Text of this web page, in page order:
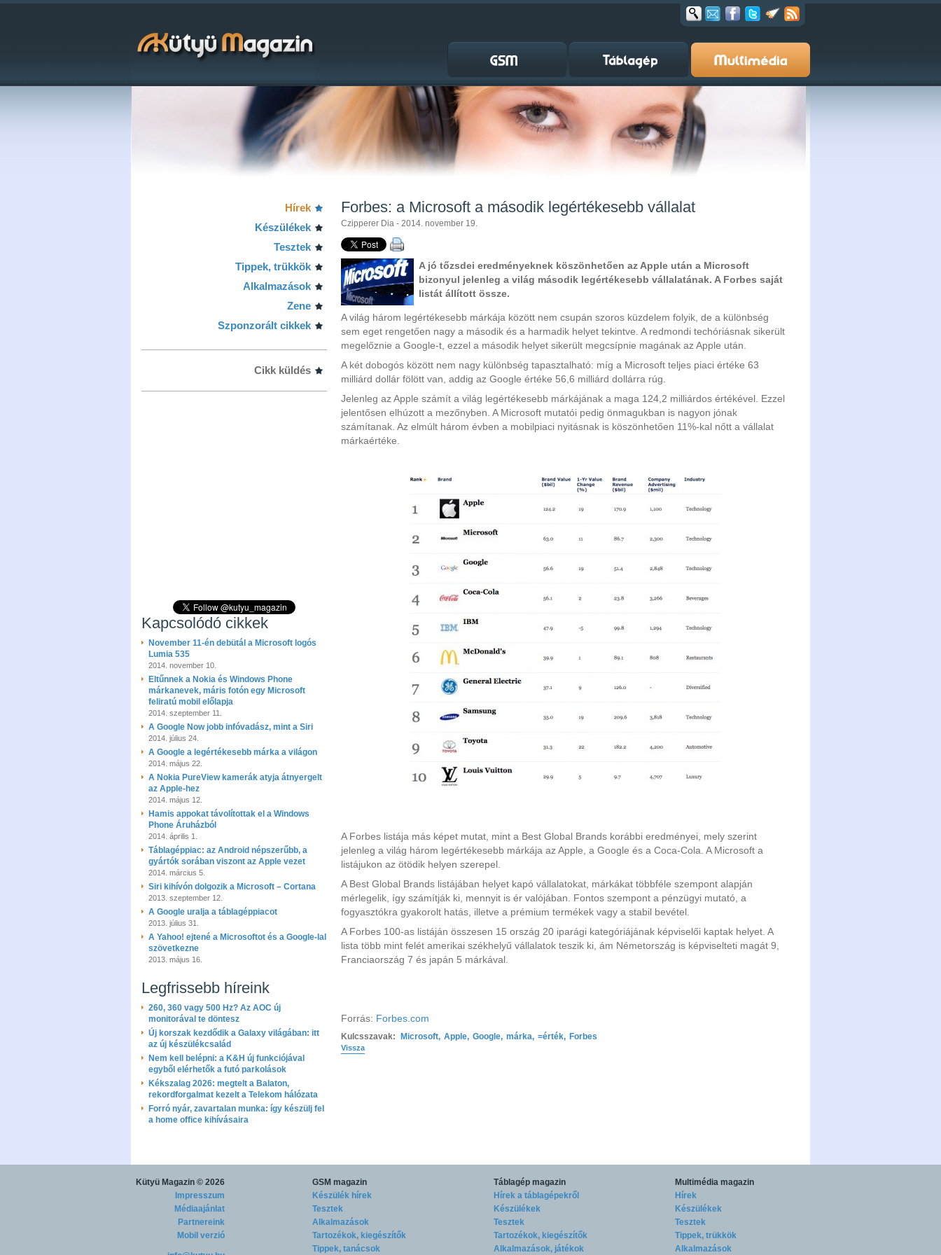
Hírek
Készülékek
Tesztek
Tippek, trükkök
Alkalmazások
Zene
Szponzorált cikkek
Cikk küldés
Kapcsolódó cikkek
November 11-én debütál a Microsoft logós
Lumia 535
2014. november 10.
Eltűnnek a Nokia és Windows Phone
márkanevek, máris fotón egy Microsoft
feliratú mobil előlapja
2014. szeptember 11.
A Google Now jobb infóvadász, mint a Siri
2014. július 24.
A Google a legértékesebb márka a világon
2014. május 22.
A Nokia PureView kamerák atyja átnyergelt
az Apple-hez
2014. május 12.
Hamis appokat távolítottak el a Windows
Phone Áruházból
2014. április 1.
Táblagéppiac: az Android népszerűbb, a
gyártók sorában viszont az Apple vezet
2014. március 5.
Siri kihívón dolgozik a Microsoft – Cortana
2013. szeptember 12.
A Google uralja a táblagéppiacot
2013. július 31.
A Yahoo! ejtené a Microsoftot és a Google-lal
szövetkezne
2013. május 16.
Legfrissebb híreink
260, 360 vagy 500 Hz? Az AOC új
monitorával te döntesz
Új korszak kezdődik a Galaxy világában: itt
az új készülékcsalád
Nem kell belépni: a K&H új funkciójával
egyből elérhetők a futó parkolások
Kékszalag 2026: megtelt a Balaton,
rekordforgalmat kezelt a Telekom hálózata
Forró nyár, zavartalan munka: így készülj fel
a home office kihívásaira
Forbes: a Microsoft a második legértékesebb vállalat
Czipperer Dia - 2014. november 19.
A jó tőzsdei eredményeknek köszönhetően az Apple után a Microsoft
bizonyul jelenleg a világ második legértékesebb vállalatának. A Forbes saját
listát állított össze.
A világ három legértékesebb márkája között nem csupán szoros küzdelem folyik, de a különbség
sem eget rengetően nagy a második és a harmadik helyet tekintve. A redmondi techóriásnak sikerült
megelőznie a Google-t, ezzel a második helyet sikerült megcsípnie magának az Apple után.
A két dobogós között nem nagy különbség tapasztalható: míg a Microsoft teljes piaci értéke 63
milliárd dollár fölött van, addig az Google értéke 56,6 milliárd dollárra rúg.
Jelenleg az Apple számít a világ legértékesebb márkájának a maga 124,2 milliárdos értékével. Ezzel
jelentősen elhúzott a mezőnyben. A Microsoft mutatói pedig önmagukban is nagyon jónak
számítanak. Az elmúlt három évben a mobilpiaci nyitásnak is köszönhetően 11%-kal nőtt a vállalat
márkaértéke.
A Forbes listája más képet mutat, mint a Best Global Brands korábbi eredményei, mely szerint
jelenleg a világ három legértékesebb márkája az Apple, a Google és a Coca-Cola. A Microsoft a
listájukon az ötödik helyen szerepel.
A Best Global Brands listájában helyet kapó vállalatokat, márkákat többféle szempont alapján
mérlegelik, így számítják ki, mennyit is ér valójában. Fontos szempont a pénzügyi mutató, a
fogyasztókra gyakorolt hatás, illetve a prémium termékek vagy a stabil bevétel.
A Forbes 100-as listáján összesen 15 ország 20 iparági kategóriájának képviselői kaptak helyet. A
lista több mint felét amerikai székhelyű vállalatok teszik ki, ám Németország is képviselteti magát 9,
Franciaország 7 és japán 5 márkával.
Forrás: Forbes.com
Kulcsszavak: Microsoft, Apple, Google, márka, =érték, Forbes
Vissza
Kütyü Magazin © 2026
Impresszum
Médiaajánlat
Partnereink
Mobil verzió
GSM magazin
Készülék hírek
Tesztek
Alkalmazások
Tartozékok, kiegészítők
Tippek, tanácsok
Táblagép magazin
Hírek a táblagépekről
Készülékek
Tesztek
Tartozékok, kiegészítők
Alkalmazások, játékok
Multimédia magazin
Hírek
Készülékek
Tesztek
Tippek, trükkök
Alkalmazások